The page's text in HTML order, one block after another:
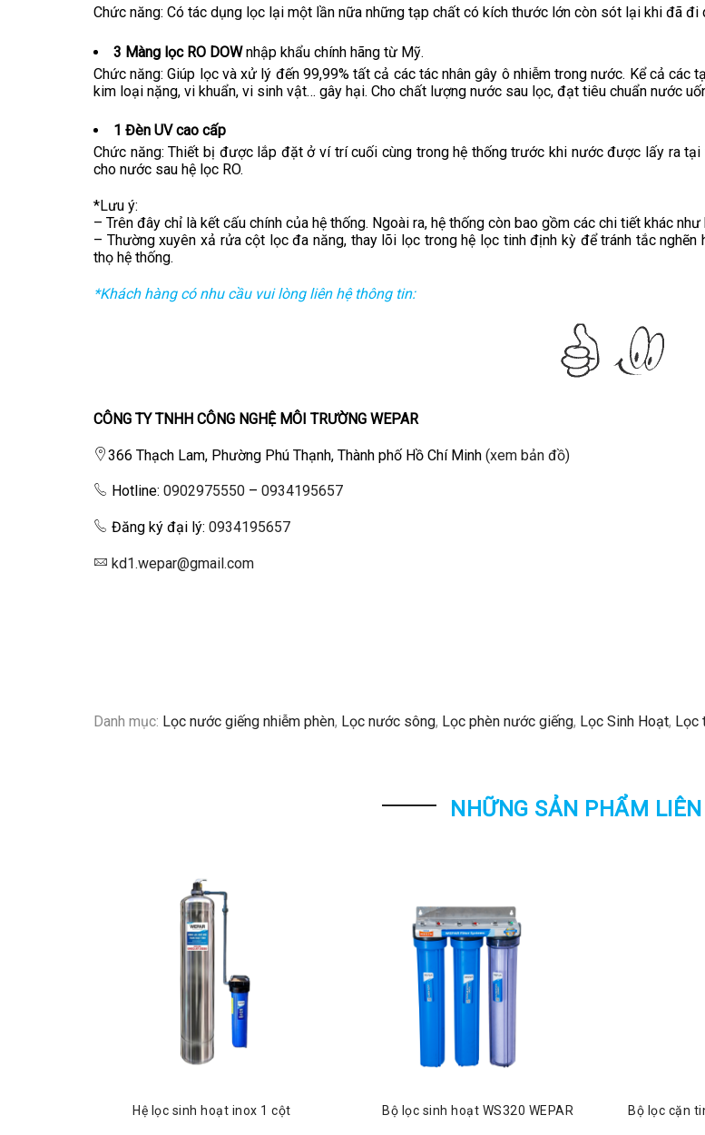
Chức năng: Có tác dụng lọc lại một lần nữa những tạp chất có kích thước lớn còn sót lại khi đã đi
3 Màng lọc RO DOWnhập khẩu chính hãng từ Mỹ.
Chức năng: Giúp lọc và xử lý đến 99,99% tất cả các tác nhân gây ô nhiễm trong nước. Kể cả
kim loại nặng, vi khuẩn, vi sinh vật… gây hại. Cho chất lượng nước sau lọc, đạt tiêu chuẩn nước
1 Đèn UV cao cấp
Chức năng: Thiết bị được lắp đặt ở ví trí cuối cùng trong hệ thống trước khi nước được lấy ra
cho nước sau hệ lọc RO.
*Lưu ý:
– Trên đây chỉ là kết cấu chính của hệ thống. Ngoài ra, hệ thống còn bao gồm các chi tiết khác
– Thường xuyên xả rửa cột lọc đa năng, thay lõi lọc trong hệ lọc tinh định kỳ để tránh tắc nghẽn
thọ hệ thống.
*Khách hàng có nhu cầu vui lòng liên hệ thông tin:
CÔNG TY TNHH CÔNG NGHỆ MÔI TRƯỜNG WEPAR
366 Thạch Lam, Phường Phú Thạnh, Thành phố Hồ Chí Minh (xem bản đồ)
Hotline: 0902975550 – 0934195657
Đăng ký đại lý: 0934195657
kd1.wepar@gmail.com
Danh mục: Lọc nước giếng nhiễm phèn, Lọc nước sông, Lọc phèn nước giếng, Lọc Sinh Hoạt, Lọc
NHỮNG SẢN PHẨM
Hệ lọc sinh hoạt inox 1 cột Bộ lọc sinh hoạt WS320 WEPAR Bộ lọc cặn